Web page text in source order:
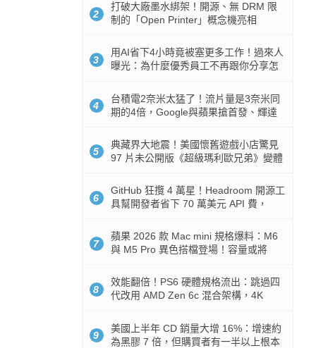
2
打破大廠墨水綁架！開源、無 DRM 限
制的「Open Printer」概念機亮相
3
用AI省下4小時竟被塞更多工作！過來人
曝光：為什麼優秀員工不再跟你分享怎
4
台積電2奈米太猛了！流片量是3奈米同
期的4倍，Google與蘋果搶首發、輝達
5
典藏界大地震！美國懷舊遊戲小店驚見
97 片未公開版《超級瑪利歐兄弟》變體
6
GitHub 狂攬 4 萬星！Headroom 開源工
具幫開發者省下 70 萬美元 API 費，
7
蘋果 2026 款 Mac mini 規格爆料：M6
與 M5 Pro 異色搭檔登場！容量或將
8
效能翻倍！PS6 硬體規格流出：跳過四
代改用 AMD Zen 6c 混合架構，4K
9
美國上半年 CD 銷量大增 16%：增速約
為黑膠 7 倍，但購買者有一半以上根本